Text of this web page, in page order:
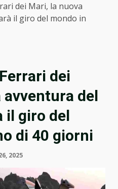
dei Mari, la nuova
il giro del mondo in
dei
avventura del
il giro del
di 40 giorni
2025